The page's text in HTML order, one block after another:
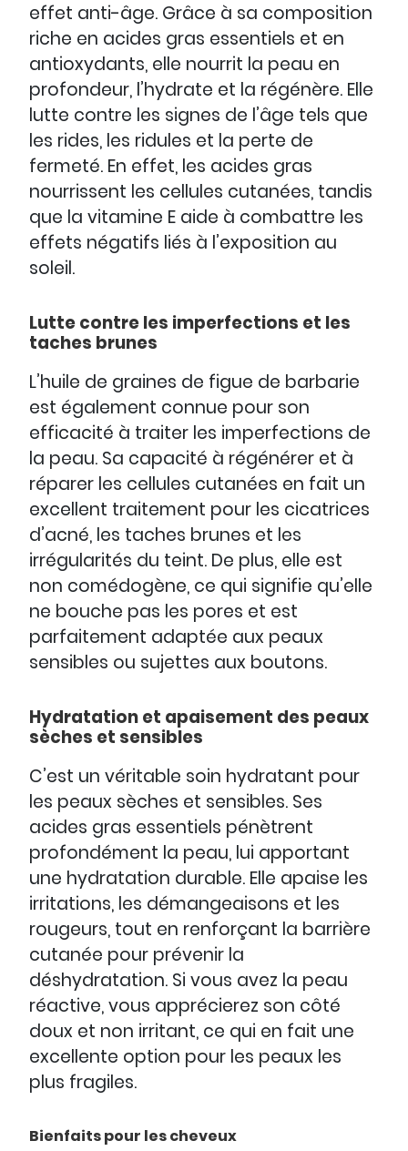
effet anti-âge. Grâce à sa composition
riche en acides gras essentiels et en
antioxydants, elle nourrit la peau en
profondeur, l’hydrate et la régénère. Elle
lutte contre les signes de l’âge tels que
les rides, les ridules et la perte de
fermeté. En effet, les acides gras
nourrissent les cellules cutanées, tandis
que la vitamine E aide à combattre les
effets négatifs liés à l’exposition au
soleil.
Lutte contre les imperfections et les
taches brunes
L’huile de graines de figue de barbarie
est également connue pour son
efficacité à traiter les imperfections de
la peau. Sa capacité à régénérer et à
réparer les cellules cutanées en fait un
excellent traitement pour les cicatrices
d’acné, les taches brunes et les
irrégularités du teint. De plus, elle est
non comédogène, ce qui signifie qu’elle
ne bouche pas les pores et est
parfaitement adaptée aux peaux
sensibles ou sujettes aux boutons.
Hydratation et apaisement des peaux
sèches et sensibles
C’est un véritable soin hydratant pour
les peaux sèches et sensibles. Ses
acides gras essentiels pénètrent
profondément la peau, lui apportant
une hydratation durable. Elle apaise les
irritations, les démangeaisons et les
rougeurs, tout en renforçant la barrière
cutanée pour prévenir la
déshydratation. Si vous avez la peau
réactive, vous apprécierez son côté
doux et non irritant, ce qui en fait une
excellente option pour les peaux les
plus fragiles.
Bienfaits pour les cheveux